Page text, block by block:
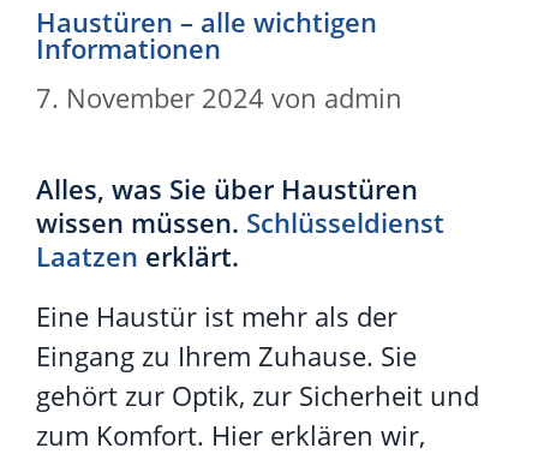
Haustüren – alle wichtigen
Informationen
7. November 2024 von admin
Alles, was Sie über Haustüren
wissen müssen. Schlüsseldienst
Laatzen erklärt.
Eine Haustür ist mehr als der
Eingang zu Ihrem Zuhause. Sie
gehört zur Optik, zur Sicherheit und
zum Komfort. Hier erklären wir,